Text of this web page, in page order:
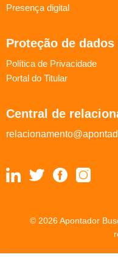
Presença digital
Proteção de dados
Política de Privacidade
Portal do Titular
Central de
© 2026 Apontador